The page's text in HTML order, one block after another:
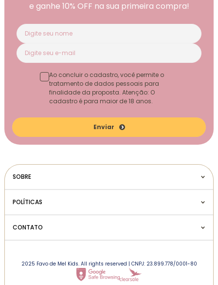
e ganhe 10% OFF na sua primeira compra!
Enviar
Ao concluir o cadastro, você permite o
tratamento de dados pessoais para
finalidade da proposta. Atenção: O
cadastro é para maior de 18 anos.
SOBRE
POLÍTICAS
CONTATO
2025 Favo de Mel Kids. All rights reserved | CNPJ: 23.899.778/0001-80